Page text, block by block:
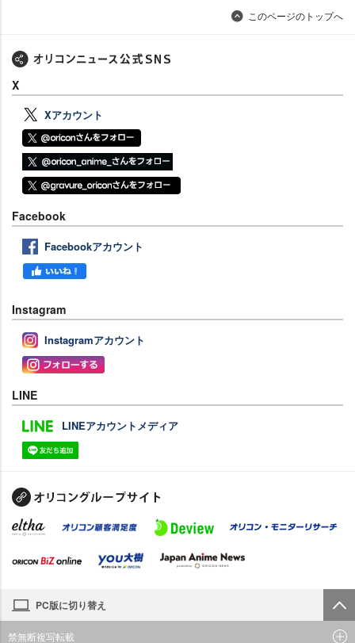
このページのトップへ
X
Xアカウント
Facebook
Facebookアカウント
Instagram
Instagramアカウント
LINE
LINEアカウントメディア
PC版に切り替え
禁無断複写転載